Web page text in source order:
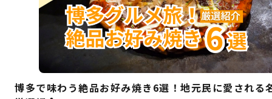
博多で味わう絶品お好み焼き6選！地元民に愛される